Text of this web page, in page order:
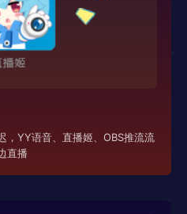
，YY语音、直播姬、OBS推流流
直播